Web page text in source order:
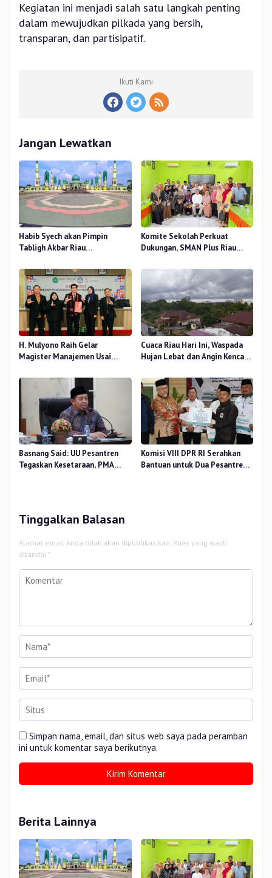
Kegiatan ini menjadi salah satu langkah penting
dalam mewujudkan pilkada yang bersih,
transparan, dan partisipatif.
Ikuti Kami
Jangan Lewatkan
Habib Syech akan Pimpin
Tabligh Akbar Riau
Nur, Besok
Komite Sekolah Perkuat
Dukungan, SMAN Plus Riau
Pendidikan
H. Mulyono Raih Gelar
Magister Manajemen Usai
Terhadap Beban Kerja
Cuaca Riau Hari Ini, Waspada
Hujan Lebat dan Angin Kencang
Basnang Said: UU Pesantren
Tegaskan Kesetaraan, PMA
Komisi VIII DPR RI Serahkan
Bantuan untuk Dua Pesantren
Tinggalkan Balasan
Alamat email Anda tidak akan dipublikasikan. Ruas yang wajib
ditandai *
Simpan nama, email, dan situs web saya pada peramban
ini untuk komentar saya berikutnya.
Berita Lainnya